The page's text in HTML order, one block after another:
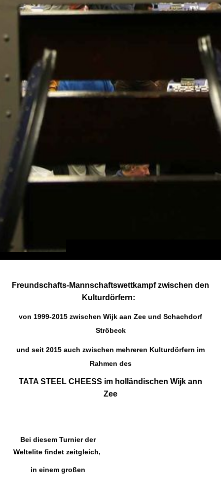
Freundschafts-Mannschaftswettkampf zwischen den
Kulturdörfern:
von 1999-2015 zwischen Wijk aan Zee und Schachdorf
Ströbeck
und seit 2015 auch zwischen mehreren Kulturdörfern im
Rahmen des
TATA STEEL CHEESS im holländischen Wijk ann
Zee
Bei diesem Turnier der
Weltelite findet zeitgleich,
in einem großen